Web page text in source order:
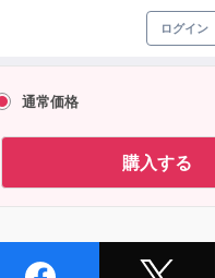
ログイン
通常価格
購入する